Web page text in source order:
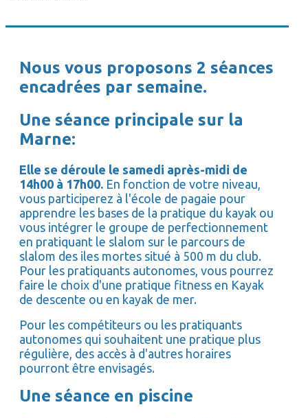
Nous vous proposons 2 séances
encadrées par semaine.
Une séance principale sur la
Marne:
Elle se déroule le samedi après-midi de
14h00 à 17h00. En fonction de votre niveau,
vous participerez à l'école de pagaie pour
apprendre les bases de la pratique du kayak ou
vous intégrer le groupe de perfectionnement
en pratiquant le slalom sur le parcours de
slalom des iles mortes situé à 500 m du club.
Pour les pratiquants autonomes, vous pourrez
faire le choix d'une pratique fitness en Kayak
de descente ou en kayak de mer.
Pour les compétiteurs ou les pratiquants
autonomes qui souhaitent une pratique plus
régulière, des accès à d'autres horaires
pourront être envisagés.
Une séance en piscine